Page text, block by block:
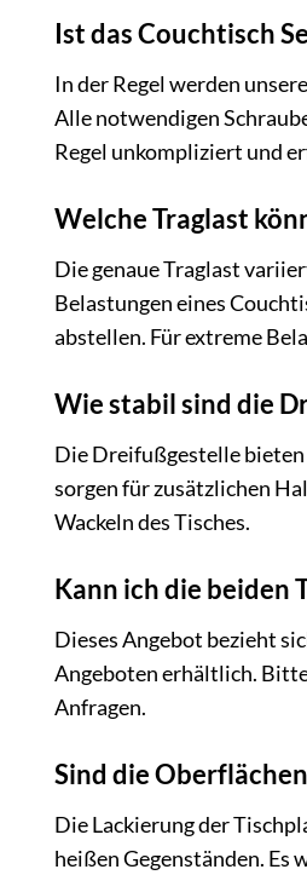
Ist das Couchtisch
In der Regel werden
Alle notwendigen
Regel unkompliziert und
Welche Traglast
Die genaue Traglast
Belastungen eines
abstellen. Für extreme
Wie stabil sind die
Die Dreifußgestelle
sorgen für zusätzlichen
Wackeln des Tisches.
Kann ich die beiden
Dieses Angebot bezieht
Angeboten erhältlich.
Anfragen.
Sind die
Die Lackierung der
heißen Gegenständen. Es